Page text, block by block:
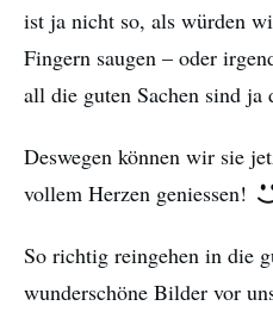
ist ja nicht so, als würden
Fingern saugen – oder
all die guten Sachen sind ja
Deswegen können wir sie
vollem Herzen geniessen!
So richtig reingehen in die
wunderschöne Bilder vor